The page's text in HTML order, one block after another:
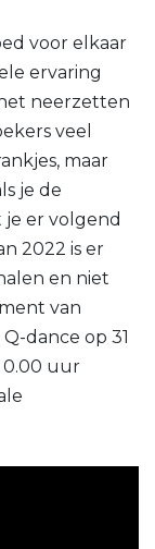
voor elkaar
ervaring
neerzetten
veel
maar
je de
er volgend
2022 is er
en niet
van
dance op 31
0.00 uur